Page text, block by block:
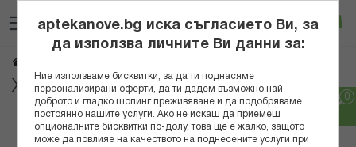
към
съдържанието
Вход
Хигиенни консумативи
Популярни в тази категория
aptekanove.bg иска съгласието Ви, за
да използва личните Ви данни за:
Ние използваме бисквитки, за да ти поднасяме
персонализирани оферти, да ти дадем възможно най-
доброто и гладко шопинг преживяване и да подобряваме
постоянно нашите услуги. Ако не искаш да приемеш
опционалните бисквитки по-долу, това ще е жалко, защото
може да повлияе на качеството на поднесените услуги при